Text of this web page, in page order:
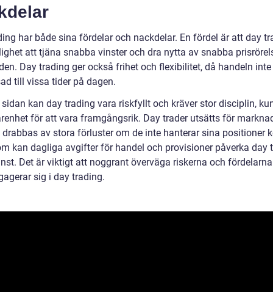
har både sina fördelar och nackdelar. En fördel är att day
att tjäna snabba vinster och dra nytta av snabba
Day trading ger också frihet och flexibilitet, då handeln inte
till vissa tider på dagen.
sidan kan day trading vara riskfyllt och kräver stor disciplin,
för att vara framgångsrik. Day trader utsätts för
av stora förluster om de inte hanterar sina positioner
kan dagliga avgifter för handel och provisioner påverka day
Det är viktigt att noggrant överväga riskerna och
sig i day trading.